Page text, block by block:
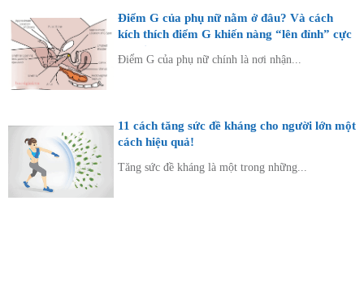
Điểm G của phụ nữ nằm ở đâu? Và cách
kích thích điểm G khiến nàng “lên đỉnh” cực
khoái
Điểm G của phụ nữ chính là nơi nhận...
11 cách tăng sức đề kháng cho người lớn một
cách hiệu quả!
Tăng sức đề kháng là một trong những...